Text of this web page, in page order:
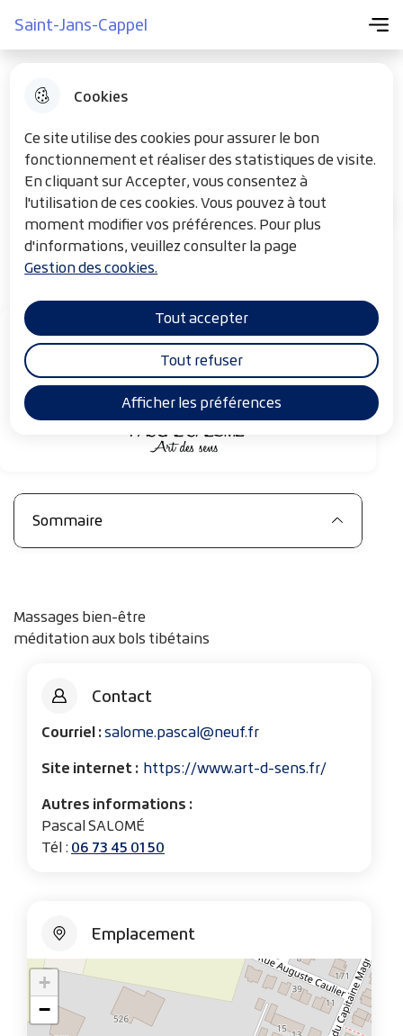
Cookies
Ce site utilise des cookies pour assurer le bon
fonctionnement et réaliser des statistiques de visite.
En cliquant sur Accepter, vous consentez à
l'utilisation de ces cookies. Vous pouvez à tout
moment modifier vos préférences. Pour plus
d'informations, veuillez consulter la page
Gestion des cookies.
Afficher les préférences
Tout accepter
Tout refuser
Aller
au
menu
Aller à la
recherche principal
Consulter
le plan du
site
Saint-Jans-Cappel
Saint-Jans-Cappel Menu
Art des Sens
F
d
A
e
Accueil Annuaire santé, bien être
Praticien en modelage corporel
Sommaire
Massages bien-être
méditation aux bols tibétains
Contact
Courriel :salome.pascal@neuf.fr
Site internet :https://www.art-d-sens.fr/
Autres informations :
Pascal SALOMÉ
Tél :06 73 45 01 50
Emplacement
+
−